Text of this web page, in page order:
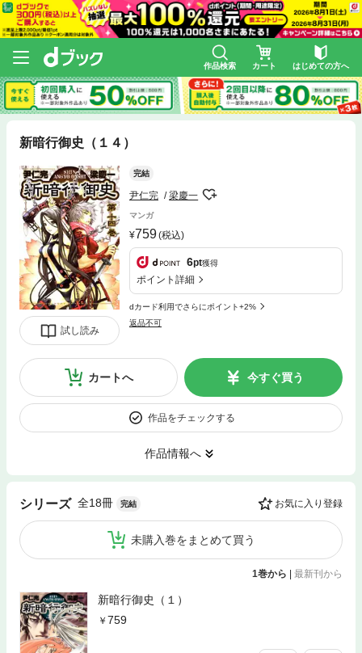
作品検索 カート はじめての方へ
新暗行御史（１４）
試し読み
完結
尹仁完 梁慶一
マンガ
759(税込)
6pt獲得
ポイント詳細
dカード利用でさらにポイント+2%
返品不可
カートへ 今すぐ買う
作品をチェックする
作品情報へ
シリーズ 全18冊 完結 お気に入り登録
未購入巻をまとめて買う
1巻から | 最新刊から
新暗行御史（１）
759